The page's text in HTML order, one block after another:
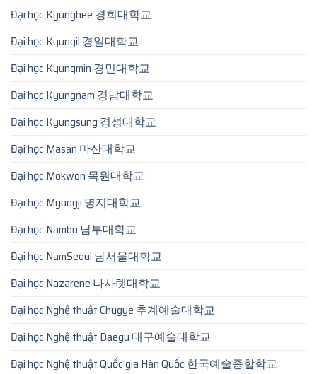
Đại học Kyunghee 경희대학교
Đại học Kyungil 경일대학교
Đại học Kyungmin 경민대학교
Đại học Kyungnam 경남대학교
Đại học Kyungsung 경성대학교
Đại học Masan 마산대학교
Đại học Mokwon 목원대학교
Đại học Myongji 명지대학교
Đại học Nambu 남부대학교
Đại học NamSeoul 남서울대학교
Đại học Nazarene 나사렛대학교
Đại học Nghệ thuật Chugye 추계예술대학교
Đại học Nghệ thuật Daegu 대구예술대학교
Đại học Nghệ thuật Quốc gia Hàn Quốc 한국예술종합학교